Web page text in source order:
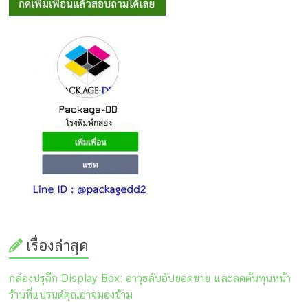
เรื่องล่าสุด
กล่องปรุฉีก Display Box: อาวุธลับอัปยอดขาย และลดต้นทุนหน้า
ร้านที่แบรนด์คุณอาจมองข้าม